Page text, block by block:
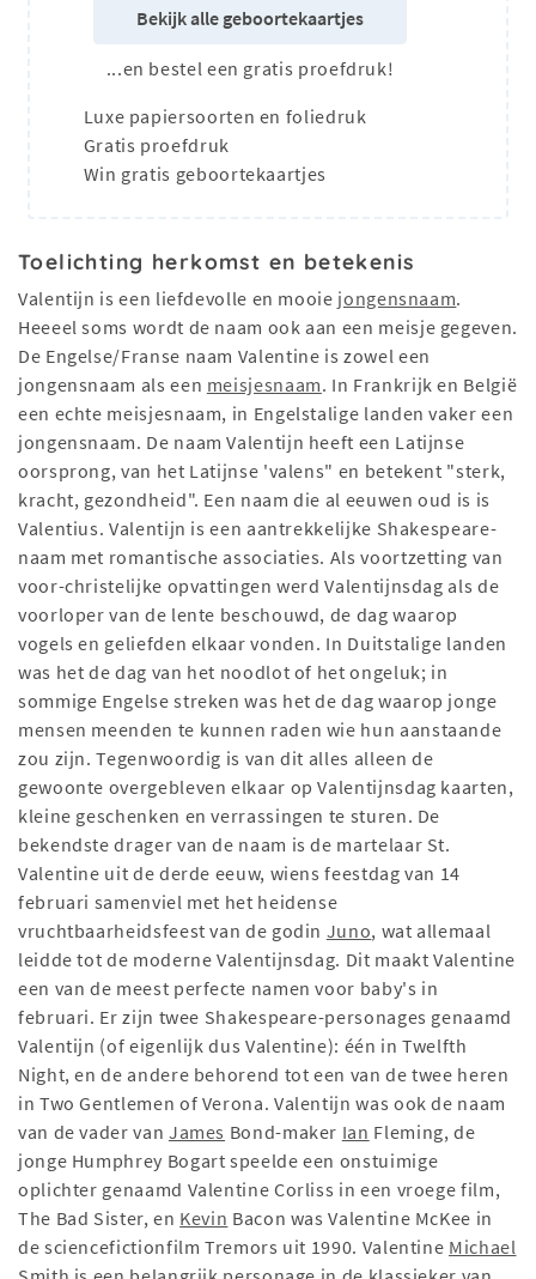
Bekijk alle geboortekaartjes
...en bestel een gratis proefdruk!
Luxe papiersoorten en foliedruk
Gratis proefdruk
Win gratis geboortekaartjes
Toelichting herkomst en betekenis
Valentijn is een liefdevolle en mooie jongensnaam.
Heeeel soms wordt de naam ook aan een meisje gegeven.
De Engelse/Franse naam Valentine is zowel een
jongensnaam als een meisjesnaam. In Frankrijk en België
een echte meisjesnaam, in Engelstalige landen vaker een
jongensnaam. De naam Valentijn heeft een Latijnse
oorsprong, van het Latijnse 'valens" en betekent "sterk,
kracht, gezondheid". Een naam die al eeuwen oud is is
Valentius. Valentijn is een aantrekkelijke Shakespeare-
naam met romantische associaties. Als voortzetting van
voor-christelijke opvattingen werd Valentijnsdag als de
voorloper van de lente beschouwd, de dag waarop
vogels en geliefden elkaar vonden. In Duitstalige landen
was het de dag van het noodlot of het ongeluk; in
sommige Engelse streken was het de dag waarop jonge
mensen meenden te kunnen raden wie hun aanstaande
zou zijn. Tegenwoordig is van dit alles alleen de
gewoonte overgebleven elkaar op Valentijnsdag kaarten,
kleine geschenken en verrassingen te sturen. De
bekendste drager van de naam is de martelaar St.
Valentine uit de derde eeuw, wiens feestdag van 14
februari samenviel met het heidense
vruchtbaarheidsfeest van de godin Juno, wat allemaal
leidde tot de moderne Valentijnsdag. Dit maakt Valentine
een van de meest perfecte namen voor baby's in
februari. Er zijn twee Shakespeare-personages genaamd
Valentijn (of eigenlijk dus Valentine): één in Twelfth
Night, en de andere behorend tot een van de twee heren
in Two Gentlemen of Verona. Valentijn was ook de naam
van de vader van James Bond-maker Ian Fleming, de
jonge Humphrey Bogart speelde een onstuimige
oplichter genaamd Valentine Corliss in een vroege film,
The Bad Sister, en Kevin Bacon was Valentine McKee in
de sciencefictionfilm Tremors uit 1990. Valentine Michael